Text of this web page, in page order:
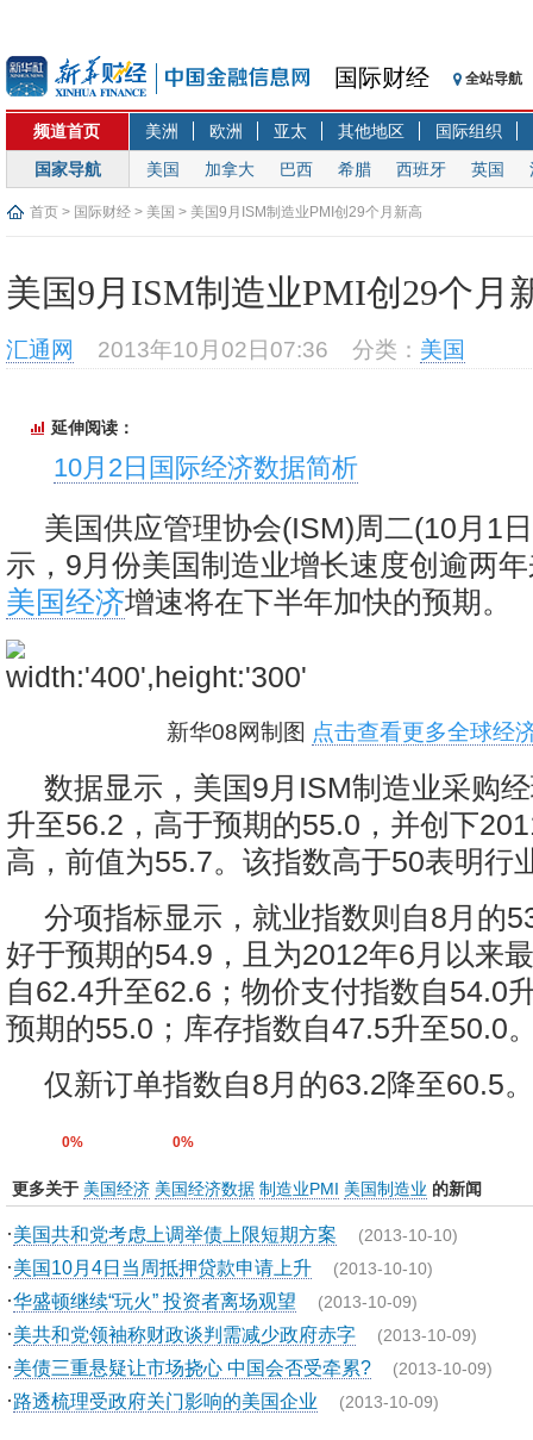
国际财经 全站导航
频道首页 美洲 欧洲 亚太 其他地区
国际组织
国家导航
美国 加拿大 巴西 希腊 西班牙 英国
首页 > 国际财经 > 美国 > 美国9月ISM制造业PMI创29个月新高
美国9月ISM制造业PMI创29个月
汇通网 2013年10月02日07:36 分类： 美国
延伸阅读：
10月2日国际经济数据简析
美国供应管理协会(ISM)周二(10月1
示，9月份美国制造业增长速度创逾两
美国经济增速将在下半年加快的预期。
新华08网制图 点击查看更多全球经
数据显示，美国9月ISM制造业采购
升至56.2，高于预期的55.0，并创下
高，前值为55.7。该指数高于50表明行
分项指标显示，就业指数则自8月的
好于预期的54.9，且为2012年6月以来
自62.4升至62.6；物价支付指数自54.0
预期的55.0；库存指数自47.5升至50.0
仅新订单指数自8月的63.2降至60.5。
0% 0%
更多关于 美国经济 美国经济数据 制造业PMI 美国制造业 的新闻
·美国共和党考虑上调举债上限短期方案 (2013-10-10)
·美国10月4日当周抵押贷款申请上升 (2013-10-10)
·华盛顿继续“玩火” 投资者离场观望 (2013-10-09)
·美共和党领袖称财政谈判需减少政府赤字 (2013-10-09)
·美债三重悬疑让市场挠心 中国会否受牵累? (2013-10-09)
·路透梳理受政府关门影响的美国企业 (2013-10-09)